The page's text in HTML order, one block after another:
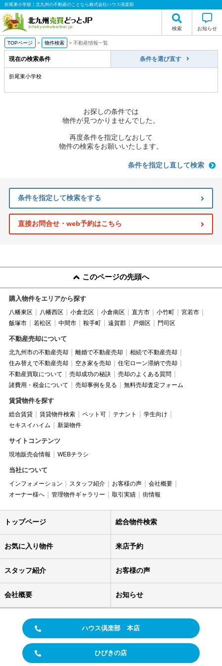
折尾東小学校｜北九州の不動産のことなら株式会社ハウス倶楽部
検索 お知らせ
TOPページ > 物件検索 > 不動産情報一覧
現在の検索条件 条件を選び直す
折尾東小学校
お探しの条件では
物件が見つかりませんでした。
再度条件を指定しなおして
物件の検索をお願いいたします。
条件を指定し直して検索
条件を指定して検索をする
直接お問合せ・web予約はこちら
このページの先頭へ
購入物件をエリアから探す
八幡東区 八幡西区 小倉北区 小倉南区 直方市 小竹町
宮若市
飯塚市
若松区 中間市 鞍手町 遠賀郡 戸畑区 門司区
不動産売却について
北九州市の不動産売却 離婚で不動産売却
相続で不動産売却
住み替えで不動産売却
空き家を売却
住宅ローン滞納で売却
不動産買取について
売却成功の秘訣
売却のよくある質問
諸費用・税金について
売却事例を見る 無料売却査定フォーム
賃貸物件を探す
総合賃貸 賃貸物件検索 ペット可 テナント
学生向け
セキスイハイム
新築物件
サイトコンテンツ
現地販売会情報 WEBチラシ
当社について
インフォメーション スタッフ紹介 お客様の声
会社概要
オーナー様へ
管理物件ギャラリー 取引実績 街情報
トップページ 総合物件検索
お気に入り物件 来店予約
スタッフ紹介 お客様の声
会社概要 お知らせ
ハウス倶楽部 本店
ひびきの店